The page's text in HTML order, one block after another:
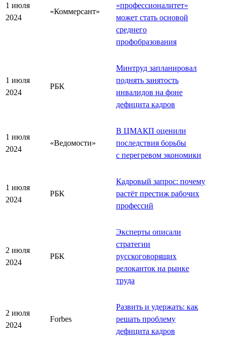
1 июля
2024
«Коммерсант»
«профессионалитет»
может стать основой
среднего
профобразования
1 июля
2024
РБК
Минтруд запланировал
поднять занятость
инвалидов на фоне
дефицита кадров
1 июля
2024
«Ведомости»
В ЦМАКП оценили
последствия борьбы
с перегревом экономики
1 июля
2024
РБК
Кадровый запрос: почему
растёт престиж рабочих
профессий
2 июля
2024
РБК
Эксперты описали
стратегии
русскоговорящих
релоканток на рынке
труда
2 июля
2024
Forbes
Развить и удержать: как
решать проблему
дефицита кадров